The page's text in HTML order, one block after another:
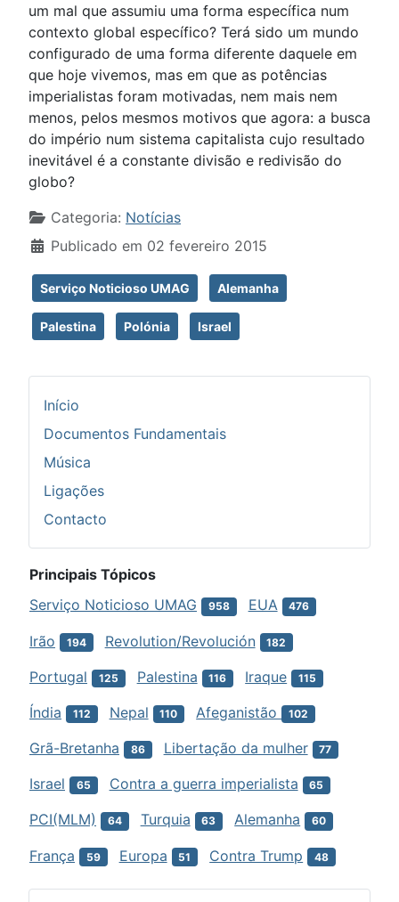
um mal que assumiu uma forma específica num
contexto global específico? Terá sido um mundo
configurado de uma forma diferente daquele em
que hoje vivemos, mas em que as potências
imperialistas foram motivadas, nem mais nem
menos, pelos mesmos motivos que agora: a busca
do império num sistema capitalista cujo resultado
inevitável é a constante divisão e redivisão do
globo?
Detalhes
Categoria: Notícias
Publicado em 02 fevereiro 2015
Serviço Noticioso UMAG Alemanha
Palestina Polónia Israel
Início
Documentos Fundamentais
Música
Ligações
Contacto
Principais Tópicos
Serviço Noticioso UMAG
958 EUA 476
Irão 194 Revolution/Revolución 182
Portugal 125 Palestina 116 Iraque 115
Índia 112 Nepal 110 Afeganistão 102
Grã-Bretanha 86 Libertação da mulher 77
Israel 65 Contra a guerra imperialista 65
PCI(MLM) 64 Turquia 63 Alemanha 60
França 59 Europa 51 Contra Trump 48